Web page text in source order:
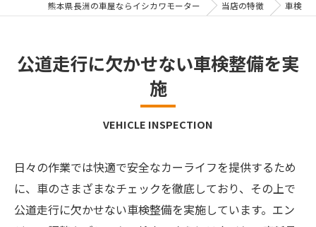
熊本県長洲の車屋ならイシカワモーター 当店の特徴 車検
公道走行に欠かせない車検整備を実
施
VEHICLE INSPECTION
日々の作業では快適で安全なカーライフを提供するため
に、車のさまざまなチェックを徹底しており、その上で
公道走行に欠かせない車検整備を実施しています。エン